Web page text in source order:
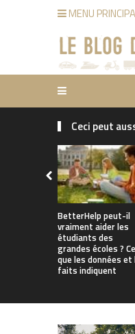
MENU
Ceci peut
BetterHelp peut-il
vraiment aider les
étudiants des
grandes écoles ? Ce
que les données et
faits indiquent